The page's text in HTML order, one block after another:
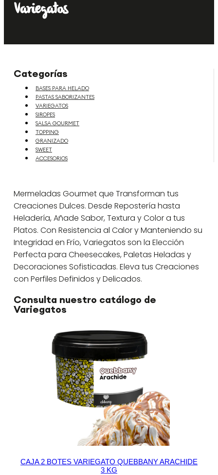
Variegatos
Categorías
BASES PARA HELADO
PASTAS SABORIZANTES
VARIEGATOS
SIROPES
SALSA GOURMET
TOPPING
GRANIZADO
SWEET
ACCESORIOS
Mermeladas Gourmet que Transforman tus
Creaciones Dulces. Desde Repostería hasta
Heladería, Añade Sabor, Textura y Color a tus
Platos. Con Resistencia al Calor y Manteniendo su
Integridad en Frío, Variegatos son la Elección
Perfecta para Cheesecakes, Paletas Heladas y
Decoraciones Sofisticadas. Eleva tus Creaciones
con Perfiles Definidos y Delicados.
Consulta nuestro catálogo de
Variegatos
CAJA 2 BOTES VARIEGATO QUEBBANY ARACHIDE
3 KG